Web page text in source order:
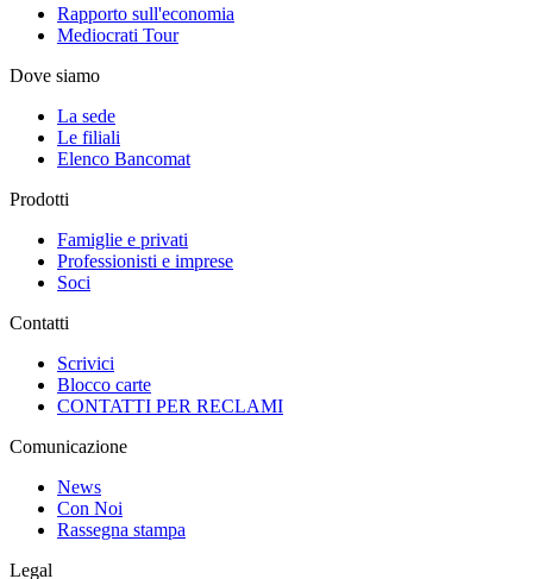
Rapporto sull'economia
Mediocrati Tour
Dove siamo
La sede
Le filiali
Elenco Bancomat
Prodotti
Famiglie e privati
Professionisti e imprese
Soci
Contatti
Scrivici
Blocco carte
CONTATTI PER RECLAMI
Comunicazione
News
Con Noi
Rassegna stampa
Legal